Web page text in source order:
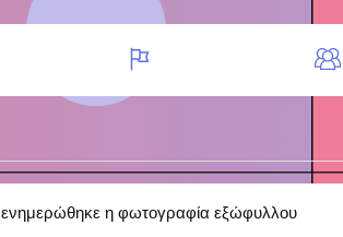
ενημερώθηκε η φωτογραφία εξώφυλλου